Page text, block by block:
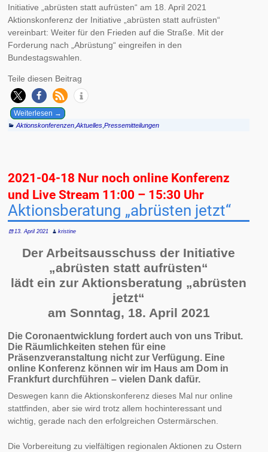
Initiative „abrüsten statt aufrüsten“ am 18. April 2021
Aktionskonferenz der Initiative „abrüsten statt aufrüsten“
vereinbart: Weiter für den Frieden auf die Straße. Mit der
Forderung nach „Abrüstung“ eingreifen in den
Bundestagswahlen.
Teile diesen Beitrag
Weiterlesen →
Aktionskonferenzen, Aktuelles, Pressemitteilungen
2021-04-18 Nur noch online Konferenz
und Live Stream 11:00 – 15:30 Uhr
Aktionsberatung „abrüsten jetzt“
13. April 2021 kristine
Der Arbeitsausschuss der Initiative
„abrüsten statt aufrüsten“
lädt ein zur Aktionsberatung „abrüsten
jetzt“
am Sonntag, 18. April 2021
Die Coronaentwicklung fordert auch von uns Tribut.
Die Räumlichkeiten stehen für eine
Präsenzveranstaltung nicht zur Verfügung. Eine
online Konferenz können wir im Haus am Dom in
Frankfurt durchführen – vielen Dank dafür.
Deswegen kann die Aktionskonferenz dieses Mal nur online
stattfinden, aber sie wird trotz allem hochinteressant und
wichtig, gerade nach den erfolgreichen Ostermärschen.
Die Vorbereitung zu vielfältigen regionalen Aktionen zu Ostern